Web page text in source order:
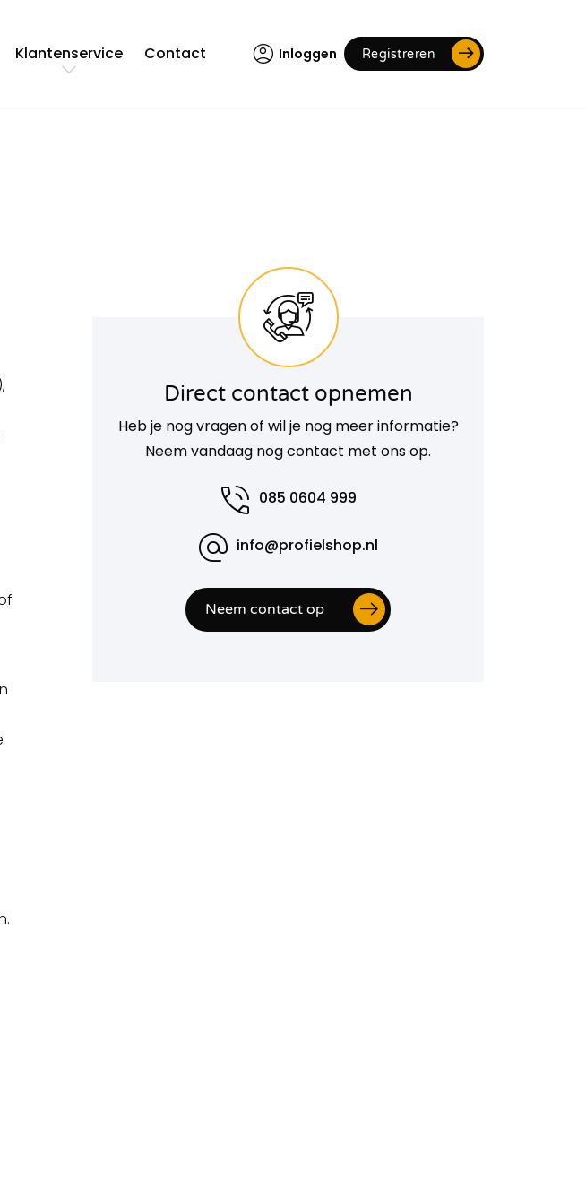
Klantenservice Contact Inloggen Registreren
Direct contact opnemen
Heb je nog vragen of wil je nog meer informatie?
Neem vandaag nog contact met ons op.
085 0604 999
info@profielshop.nl
Neem contact op